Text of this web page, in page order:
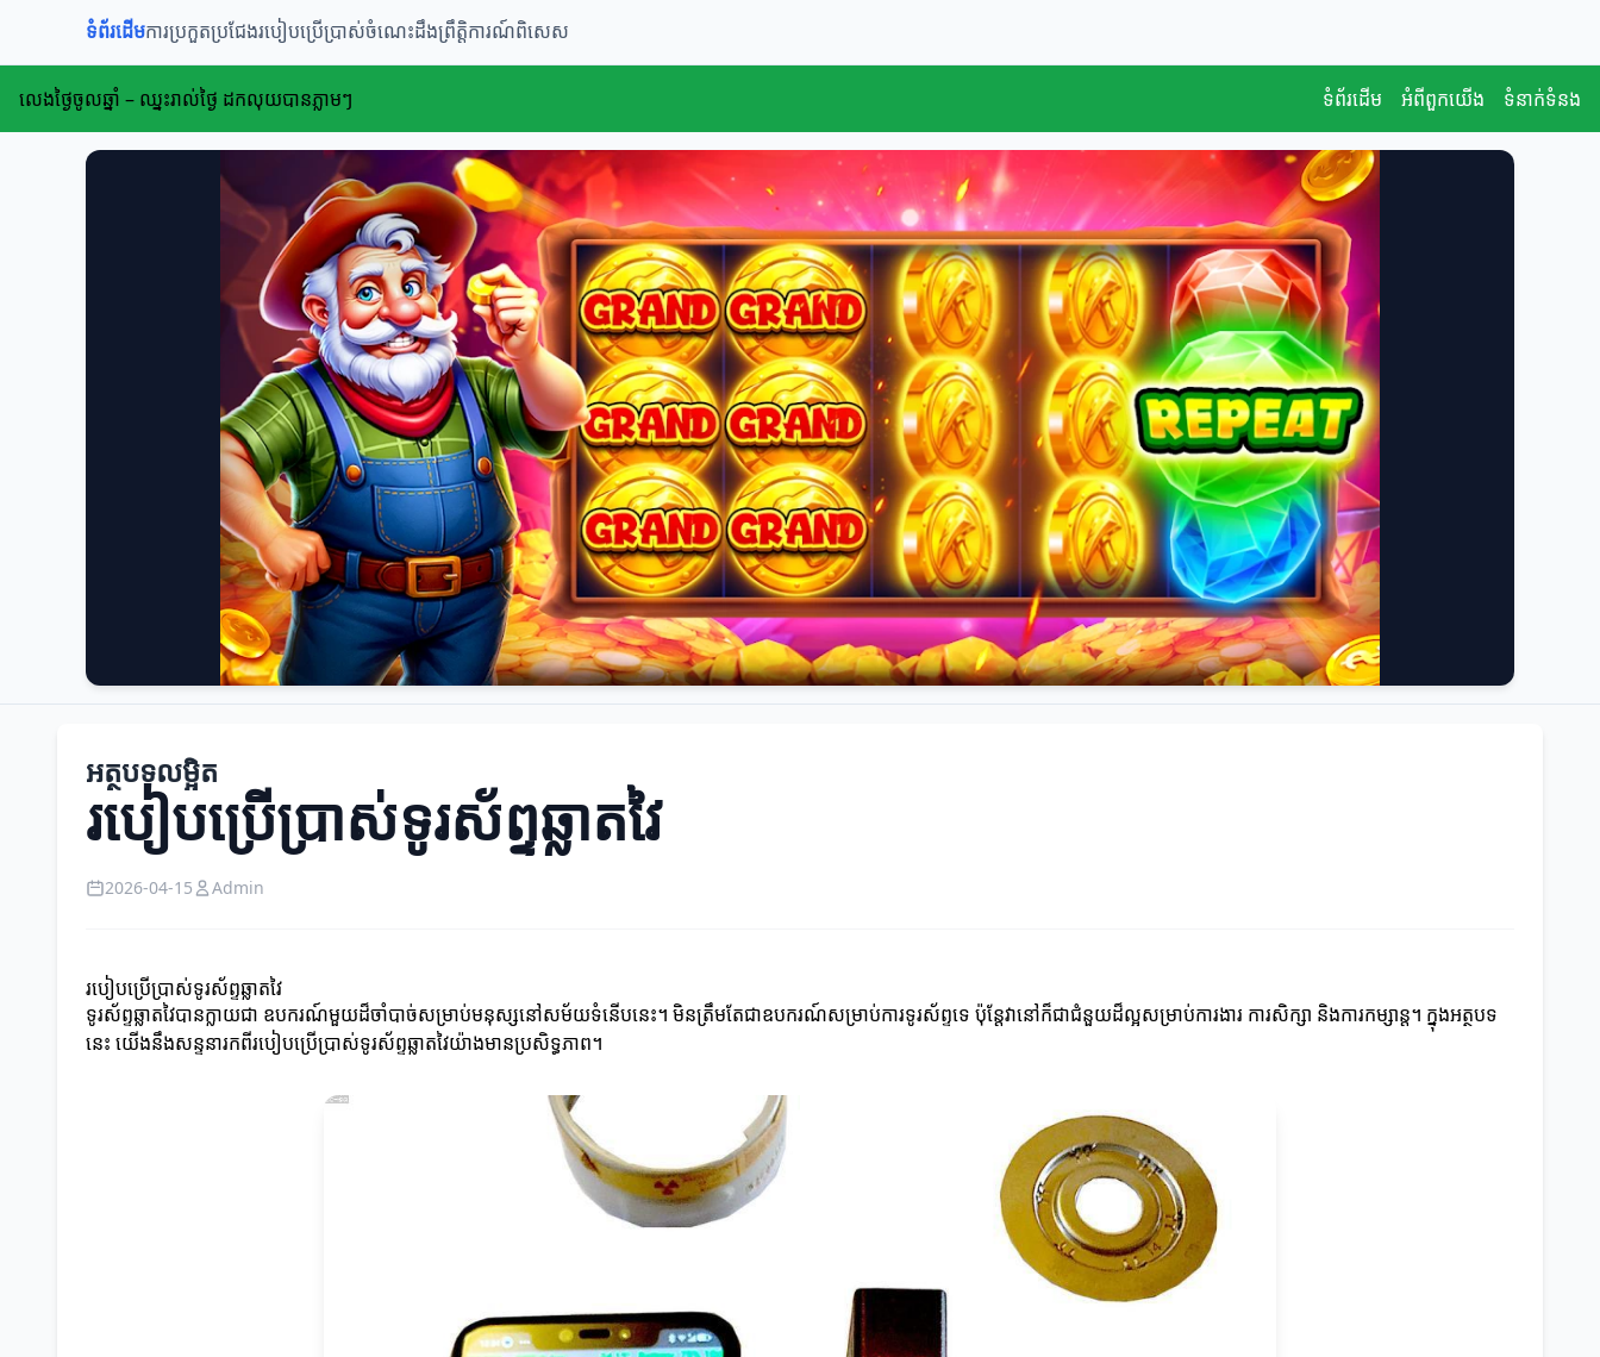
ទំព័រដើមការប្រកួតប្រជែងរបៀបប្រើប្រាស់ចំណេះដឹងព្រឹត្តិការណ៍ពិសេស
លេងថ្ងៃចូលឆ្នាំ – ឈ្នះរាល់ថ្ងៃ ដកលុយបានភ្លាមៗ ទំព័រដើម អំពីពួកយើង ទំនាក់ទំនង
អត្ថបទលម្អិត
របៀបប្រើប្រាស់ទូរស័ព្ទឆ្លាតវៃ
2026-04-15 Admin
របៀបប្រើប្រាស់ទូរស័ព្ទឆ្លាតវៃ
ទូរស័ព្ទឆ្លាតវៃបានក្លាយជា ឧបករណ៍មួយដ៏ចាំបាច់សម្រាប់មនុស្សនៅសម័យទំនើបនេះ។ មិនត្រឹមតែជាឧបករណ៍សម្រាប់ការទូរស័ព្ទទេ ប៉ុន្តែវានៅក៏ជាជំនួយដ៏ល្អសម្រាប់ការងារ ការសិក្សា និងការកម្សាន្ត។ ក្នុងអត្ថបទ
នេះ យើងនឹងសន្ទនារកពីរបៀបប្រើប្រាស់ទូរស័ព្ទឆ្លាតវៃយ៉ាងមានប្រសិទ្ធភាព។